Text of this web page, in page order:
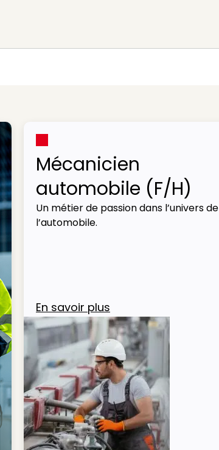
Mécanicien
automobile (F/H)
Un métier de passion dans l’univers de
l’automobile.
En savoir plus